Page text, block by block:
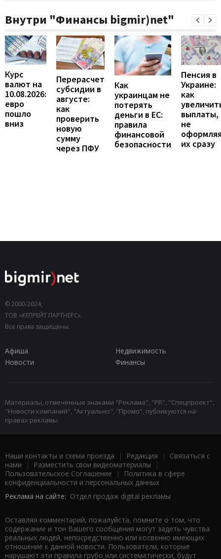
Внутри "Финансы bigmir)net"
Курс
валют на
10.08.2026:
евро
пошло
вниз
Перерасчет
субсидии в
августе:
как
проверить
новую
сумму
через ПФУ
Как
украинцам не
потерять
деньги в ЕС:
правила
финансовой
безопасности
Пенсия в
Украине:
как
выплаты,
не
их сразу
© 2000-2024,
ТОВ «КЕПРЕЙТ ПАРТНЕРС».
Все права защищены.
Афиша
Недвижимость
Новости
Финансы
Материалы, отмеченные знаками "Реклама", "PR", "Спецпроект",
"Новости компаний", "Актуально", "Промо", публикуются на
правах рекламы.
Наши контакты и схема проезда | Редакция | Связаться с
нами | Разместить свои видеоматериалы |
Пользовательское Соглашение |
Политика в сфере
конфиденциальности и персональных данных
Реклама на сайте: Отдел продаж digital рекламы
Оставляя комментарий, пожалуйста, помните о том, что
содержание и тон Вашего сообщения могут задеть чувства
реальных людей, непосредственно или косвенно имеющих
отношение к данной новости. Пользователи, которые
нарушают эти правила грубо или систематически, будут